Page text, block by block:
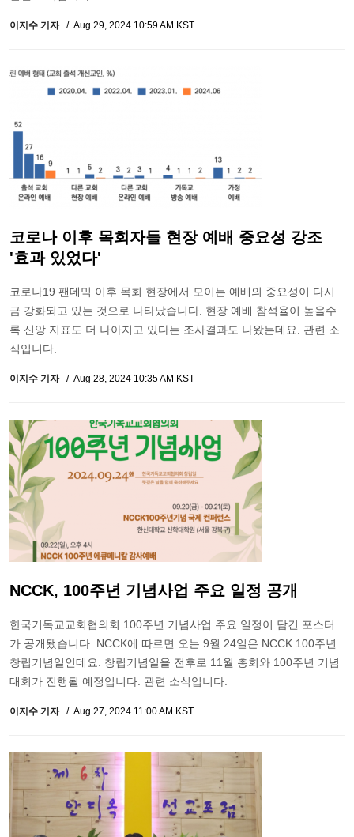
이지수 기자 Aug 29, 2024 10:59 AM KST
코로나 이후 목회자들 현장 예배 중요성 강조
'효과 있었다'
코로나19 팬데믹 이후 목회 현장에서 모이는 예배의 중요성이 다시
금 강화되고 있는 것으로 나타났습니다. 현장 예배 참석율이 높을수
록 신앙 지표도 더 나아지고 있다는 조사결과도 나왔는데요. 관련 소
식입니다.
이지수 기자 Aug 28, 2024 10:35 AM KST
NCCK, 100주년 기념사업 주요 일정 공개
한국기독교교회협의회 100주년 기념사업 주요 일정이 담긴 포스터
가 공개됐습니다. NCCK에 따르면 오는 9월 24일은 NCCK 100주년
창립기념일인데요. 창립기념일을 전후로 11월 총회와 100주년 기념
대회가 진행될 예정입니다. 관련 소식입니다.
이지수 기자 Aug 27, 2024 11:00 AM KST